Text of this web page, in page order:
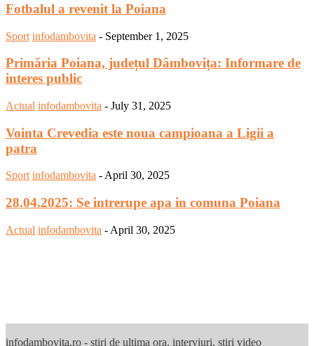
Fotbalul a revenit la Poiana
Sport infodambovita - September 1, 2025
Primăria Poiana, județul Dâmbovița: Informare de
interes public
Actual infodambovita - July 31, 2025
Vointa Crevedia este noua campioana a Ligii a
patra
Sport infodambovita - April 30, 2025
28.04.2025: Se intrerupe apa in comuna Poiana
Actual infodambovita - April 30, 2025
infodambovita.ro - stiri de ultima ora, interviuri, stiri video